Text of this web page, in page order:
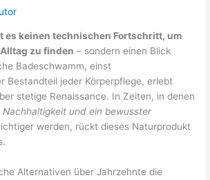
es keinen technischen Fortschritt, um
zu finden – sondern einen Blick
Badeschwamm, einst
Bestandteil jeder Körperpflege, erlebt
stetige Renaissance. In Zeiten, in denen
und ein bewusster
werden, rückt dieses Naturprodukt
Alternativen über Jahrzehnte die